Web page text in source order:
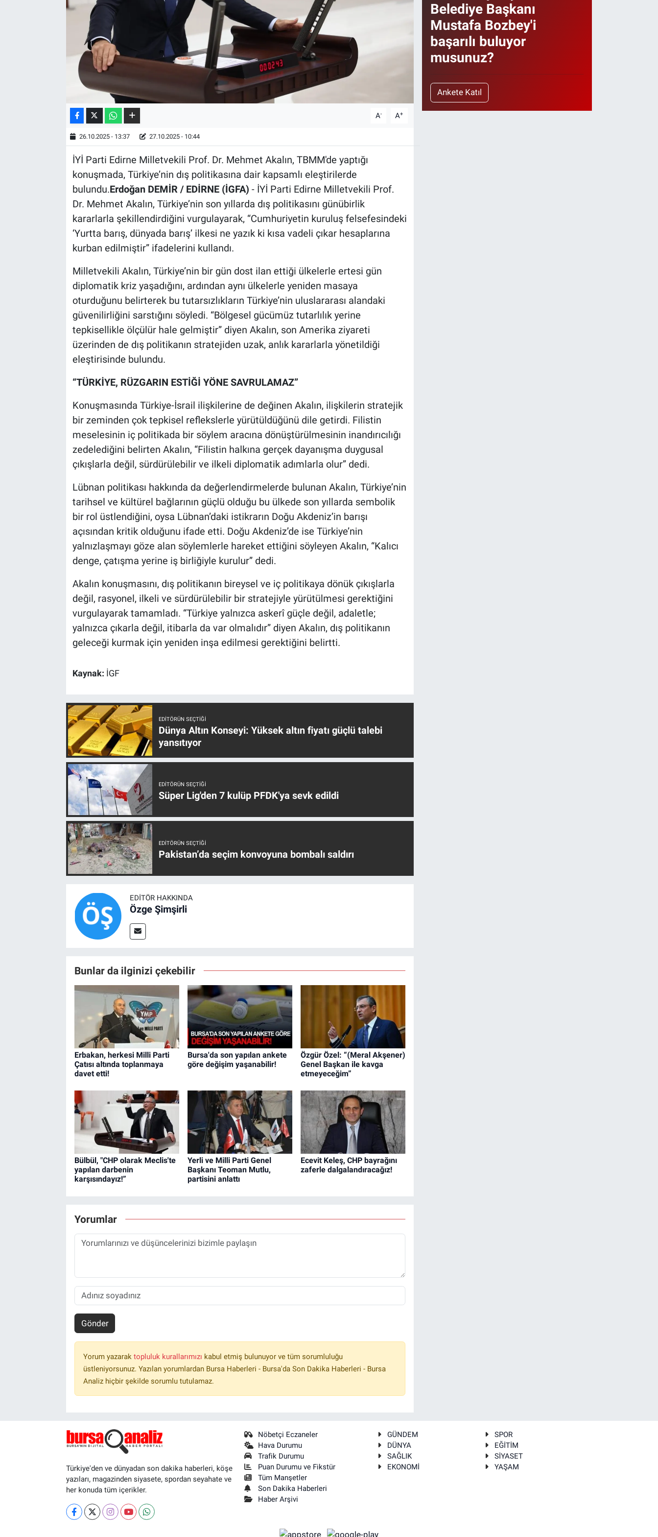
A- A+
26.10.2025 - 13:37 27.10.2025 - 10:44
İYİ Parti Edirne Milletvekili Prof. Dr. Mehmet Akalın, TBMM'de yaptığı
konuşmada, Türkiye’nin dış politikasına dair kapsamlı eleştirilerde
bulundu.Erdoğan DEMİR / EDİRNE (İGFA) - İYİ Parti Edirne Milletvekili Prof.
Dr. Mehmet Akalın, Türkiye’nin son yıllarda dış politikasını günübirlik
kararlarla şekillendirdiğini vurgulayarak, “Cumhuriyetin kuruluş felsefesindeki
‘Yurtta barış, dünyada barış’ ilkesi ne yazık ki kısa vadeli çıkar hesaplarına
kurban edilmiştir” ifadelerini kullandı.
Milletvekili Akalın, Türkiye’nin bir gün dost ilan ettiği ülkelerle ertesi gün
diplomatik kriz yaşadığını, ardından aynı ülkelerle yeniden masaya
oturduğunu belirterek bu tutarsızlıkların Türkiye’nin uluslararası alandaki
güvenilirliğini sarstığını söyledi. “Bölgesel gücümüz tutarlılık yerine
tepkisellikle ölçülür hale gelmiştir” diyen Akalın, son Amerika ziyareti
üzerinden de dış politikanın stratejiden uzak, anlık kararlarla yönetildiği
eleştirisinde bulundu.
“TÜRKİYE, RÜZGARIN ESTİĞİ YÖNE SAVRULAMAZ”
Konuşmasında Türkiye-İsrail ilişkilerine de değinen Akalın, ilişkilerin stratejik
bir zeminden çok tepkisel reflekslerle yürütüldüğünü dile getirdi. Filistin
meselesinin iç politikada bir söylem aracına dönüştürülmesinin inandırıcılığı
zedelediğini belirten Akalın, “Filistin halkına gerçek dayanışma duygusal
çıkışlarla değil, sürdürülebilir ve ilkeli diplomatik adımlarla olur” dedi.
Lübnan politikası hakkında da değerlendirmelerde bulunan Akalın, Türkiye’nin
tarihsel ve kültürel bağlarının güçlü olduğu bu ülkede son yıllarda sembolik
bir rol üstlendiğini, oysa Lübnan’daki istikrarın Doğu Akdeniz’in barışı
açısından kritik olduğunu ifade etti. Doğu Akdeniz’de ise Türkiye’nin
yalnızlaşmayı göze alan söylemlerle hareket ettiğini söyleyen Akalın, “Kalıcı
denge, çatışma yerine iş birliğiyle kurulur” dedi.
Akalın konuşmasını, dış politikanın bireysel ve iç politikaya dönük çıkışlarla
değil, rasyonel, ilkeli ve sürdürülebilir bir stratejiyle yürütülmesi gerektiğini
vurgulayarak tamamladı. “Türkiye yalnızca askerî güçle değil, adaletle;
yalnızca çıkarla değil, itibarla da var olmalıdır” diyen Akalın, dış politikanın
geleceği kurmak için yeniden inşa edilmesi gerektiğini belirtti.
Kaynak: İGF
EDITÖRÜN SEÇTIĞI
Dünya Altın Konseyi: Yüksek altın fiyatı güçlü talebi
yansıtıyor
EDITÖRÜN SEÇTIĞI
Süper Lig'den 7 kulüp PFDK'ya sevk edildi
EDITÖRÜN SEÇTIĞI
Pakistan’da seçim konvoyuna bombalı saldırı
EDITÖR HAKKINDA
Özge Şimşirli
Bunlar da ilginizi çekebilir
Erbakan, herkesi Milli Parti
Çatısı altında toplanmaya
davet etti!
Bursa'da son yapılan ankete
göre değişim yaşanabilir!
Özgür Özel: “(Meral Akşener)
Genel Başkan ile kavga
etmeyeceğim”
Bülbül, "CHP olarak Meclis'te
yapılan darbenin
karşısındayız!”
Yerli ve Milli Parti Genel
Başkanı Teoman Mutlu,
partisini anlattı
Ecevit Keleş, CHP bayrağını
zaferle dalgalandıracağız!
Yorumlar
Gönder
Yorum yazarak topluluk kurallarımızı kabul etmiş bulunuyor ve tüm sorumluluğu
üstleniyorsunuz. Yazılan yorumlardan Bursa Haberleri - Bursa'da Son Dakika Haberleri - Bursa
Analiz hiçbir şekilde sorumlu tutulamaz.
Belediye Başkanı
Mustafa Bozbey'i
başarılı buluyor
musunuz?
Ankete Katıl
Türkiye'den ve dünyadan son dakika haberleri, köşe
yazıları, magazinden siyasete, spordan seyahate ve
her konuda tüm içerikler.
Nöbetçi Eczaneler
Hava Durumu
Trafik Durumu
Puan Durumu ve Fikstür
Tüm Manşetler
Son Dakika Haberleri
Haber Arşivi
GÜNDEM
SPOR
DÜNYA
EĞİTİM
SAĞLIK
SİYASET
EKONOMİ
YAŞAM